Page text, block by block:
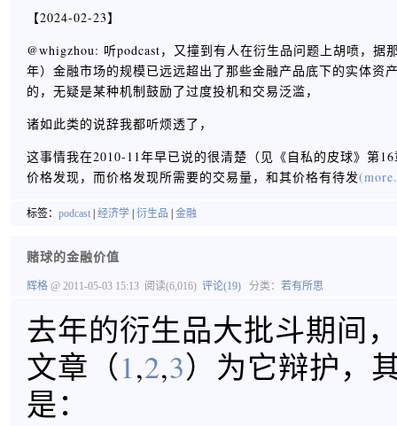
【2024-02-23】
@whigzhou: 听podcast，又撞到有人在衍生品问题上胡喷，据
年）金融市场的规模已远远超出了那些金融产品底下的实体资
的，无疑是某种机制鼓励了过度投机和交易泛滥，
诸如此类的说辞我都听烦透了，
这事情我在2010-11年早已说的很清楚（见《自私的皮球》第
价格发现，而价格发现所需要的交易量，和其价格有待发
标签： podcast 经济学 衍生品 金融
赌球的金融价值
辉格 @ 2011-05-03 15:13 阅读(6,016) 评论(19) 分类： 若有所思
去年的衍生品大批斗期间
文章（1,2,3）为它辩护，
是：